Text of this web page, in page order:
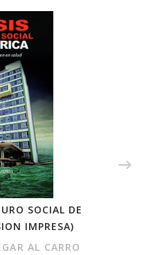
SOCIAL DE
IMPRESA)
AL CARRO